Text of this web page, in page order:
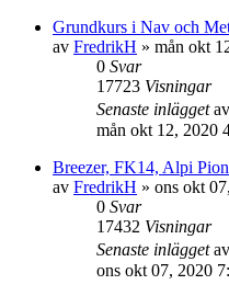
Grundkurs i Nav och
av FredrikH » mån okt
0 Svar
17723 Visningar
Senaste inläggetav
mån okt 12, 2020
Breezer, FK14, Alpi
av FredrikH » ons okt
0 Svar
17432 Visningar
Senaste inläggetav
ons okt 07, 2020